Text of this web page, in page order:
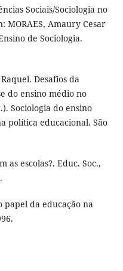
Sociais/Sociologia no
MORAES, Amaury Cesar
de Sociologia.
Desafios da
do ensino médio no
Sociologia do ensino
política educacional. São
as escolas?. Educ. Soc.,
papel da educação na